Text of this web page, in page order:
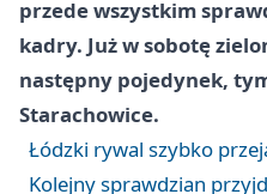
przede wszystkim
kadry. Już w sobotę
następny pojedynek,
Starachowice.
Łódzki rywal szybko
Kolejny sprawdzian